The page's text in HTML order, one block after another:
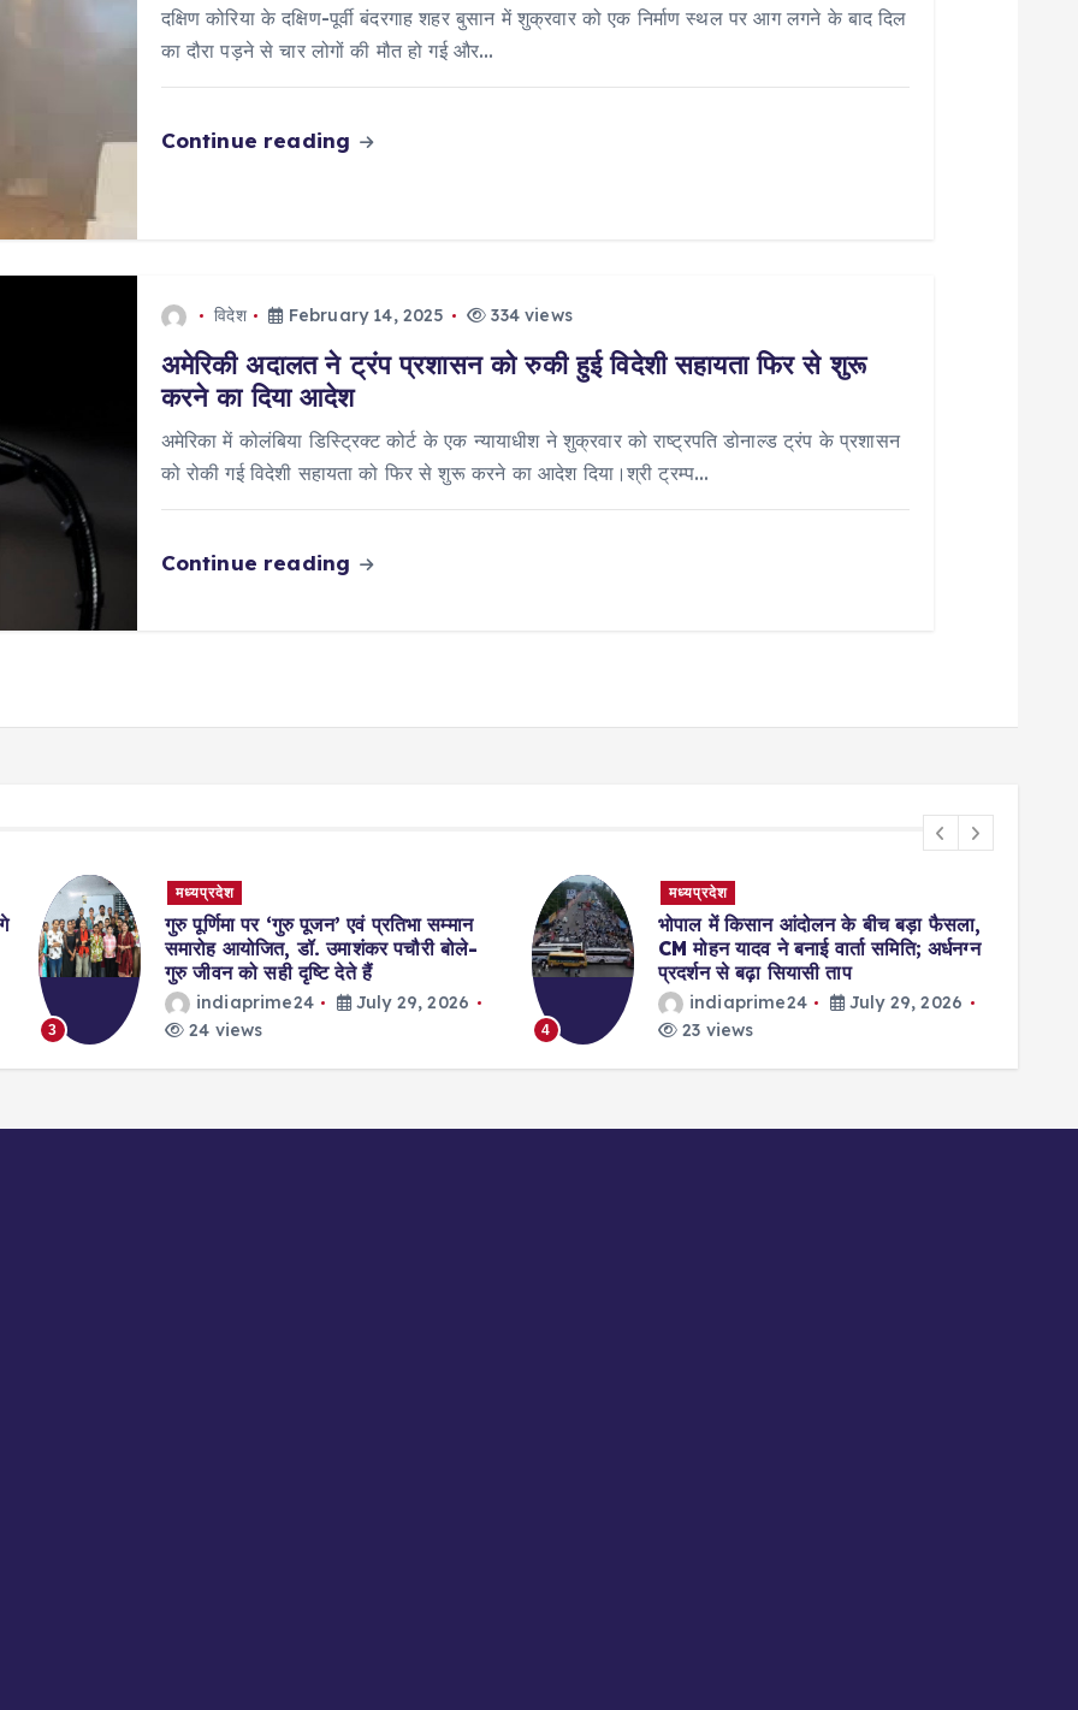
दक्षिण कोरिया के दक्षिण-पूर्वी बंदरगाह शहर बुसान में शुक्रवार को एक निर्माण स्थल पर आग लगने के बाद दिल
का दौरा पड़ने से चार लोगों की मौत हो गई और…
Continue reading
विदेश February 14, 2025 334 views
अमेरिकी अदालत ने ट्रंप प्रशासन को रुकी हुई विदेशी सहायता फिर से शुरू
करने का दिया आदेश
अमेरिका में कोलंबिया डिस्ट्रिक्ट कोर्ट के एक न्यायाधीश ने शुक्रवार को राष्ट्रपति डोनाल्ड ट्रंप के प्रशासन
को रोकी गई विदेशी सहायता को फिर से शुरू करने का आदेश दिया।श्री ट्रम्प…
Continue reading
3
मध्यप्रदेश
गुरु पूर्णिमा पर ‘गुरु पूजन’ एवं प्रतिभा सम्मान
समारोह आयोजित, डॉ. उमाशंकर पचौरी बोले-
गुरु जीवन को सही दृष्टि देते हैं
indiaprime24
July 29, 2026
24 views
4
मध्यप्रदेश
भोपाल में किसान आंदोलन के बीच बड़ा फैसला,
CM मोहन यादव ने बनाई वार्ता समिति; अर्धनग्न
प्रदर्शन से बढ़ा सियासी ताप
indiaprime24
July 29, 2026
23 views